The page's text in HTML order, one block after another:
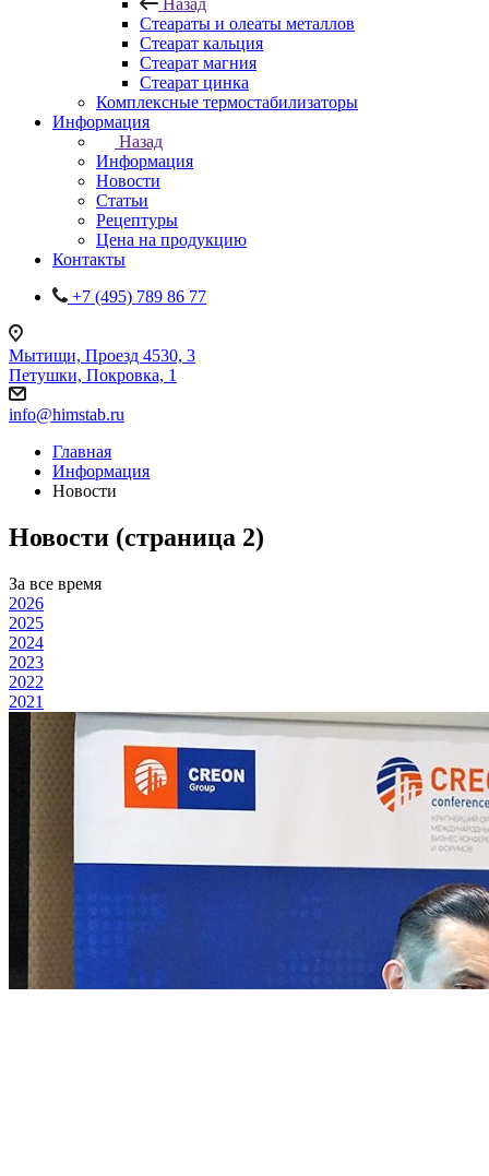
Назад
Стеараты и олеаты металлов
Стеарат кальция
Стеарат магния
Стеарат цинка
Комплексные термостабилизаторы
Информация
Назад
Информация
Новости
Статьи
Рецептуры
Цена на продукцию
Контакты
+7 (495) 789 86 77
Мытищи, Проезд 4530, 3
Петушки, Покровка, 1
info@himstab.ru
Главная
Информация
Новости
Новости (страница 2)
За все время
2026
2025
2024
2023
2022
2021